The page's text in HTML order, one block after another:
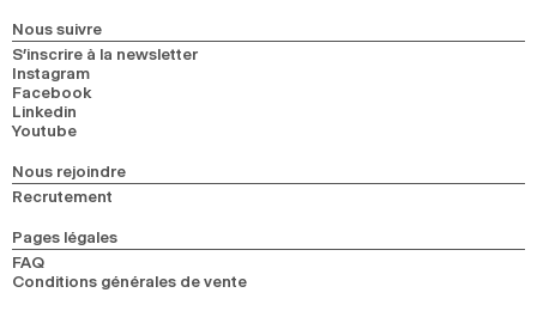
Nous suivre
S’inscrire à la newsletter
Instagram
Facebook
Linkedin
Youtube
Nous rejoindre
Recrutement
Pages légales
FAQ
Conditions générales de vente